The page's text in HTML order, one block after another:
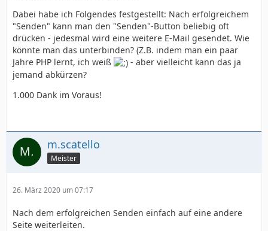
Dabei habe ich Folgendes festgestellt: Nach erfolgreichem
"Senden" kann man den "Senden"-Button beliebig oft
drücken - jedesmal wird eine weitere E-Mail gesendet. Wie
könnte man das unterbinden? (Z.B. indem man ein paar
Jahre PHP lernt, ich weiß
- aber vielleicht kann das ja
jemand abkürzen?
1.000 Dank im Voraus!
m.scatello
Meister
26. März 2020 um 07:17
Nach dem erfolgreichen Senden einfach auf eine andere
Seite weiterleiten.